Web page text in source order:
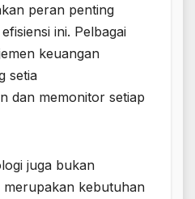
peran penting
ini. Pelbagai
keuangan
setia
dan memonitor setiap
juga bukan
kebutuhan